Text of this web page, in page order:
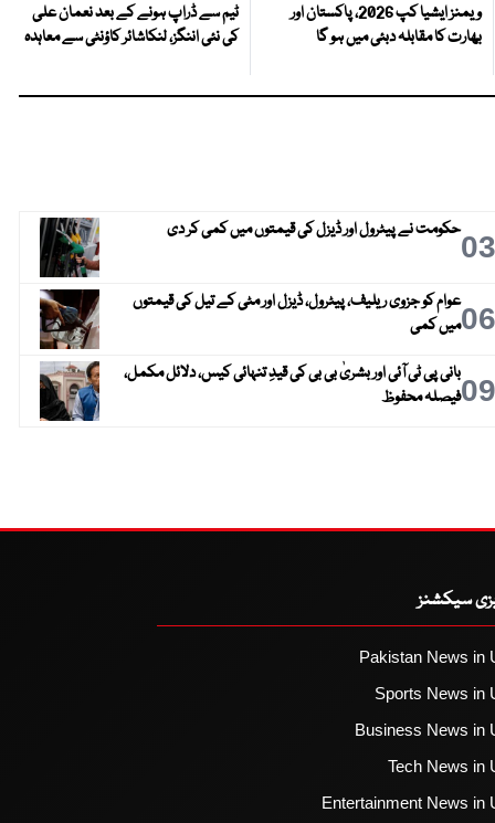
ویمنز ایشیا کپ 2026، پاکستان اور
بھارت کا مقابلہ دبئی میں ہو گا
ٹیم سے ڈراپ ہونے کے بعد نعمان علی
کی نئی اننگز، لنکاشائر کاؤنٹی سے معاہدہ
03حکومت نے پیٹرول اور ڈیزل کی قیمتوں میں کمی کر دی
06عوام کو جزوی ریلیف، پیٹرول، ڈیزل اور مٹی کے تیل کی قیمتوں
میں کمی
09بانی پی ٹی آئی اور بشریٰ بی بی کی قیدِ تنہائی کیس، دلائل مکمل،
فیصلہ محفوظ
سیکشنز
Pakistan News in
Sports News in
Business News in
Tech News in
Entertainment News in